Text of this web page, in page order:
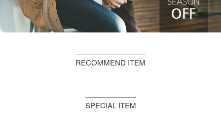
RECOMMEND ITEM
SPECIAL ITEM